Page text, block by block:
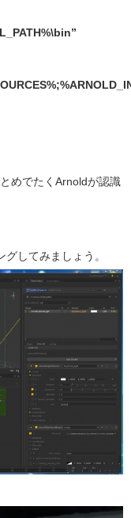
めでたくArnoldが認識
してみましょう。